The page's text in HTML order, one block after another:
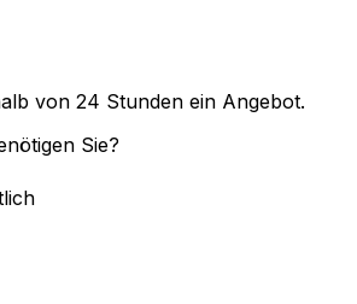
von 24 Stunden ein Angebot.
Sie?